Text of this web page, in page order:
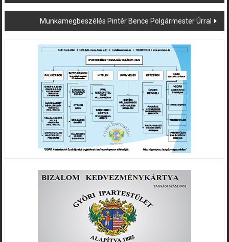
navigation
Munkamegbeszélés Pintér Bence Polgármester Úrral